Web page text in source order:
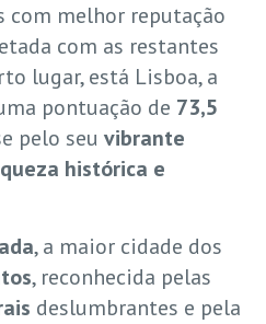
com melhor reputação
com as restantes
lugar, está Lisboa, a
pontuação de 73,5
pelo seuvibrante
histórica e
, a maior cidade dos
, reconhecida pelas
deslumbrantes e pela